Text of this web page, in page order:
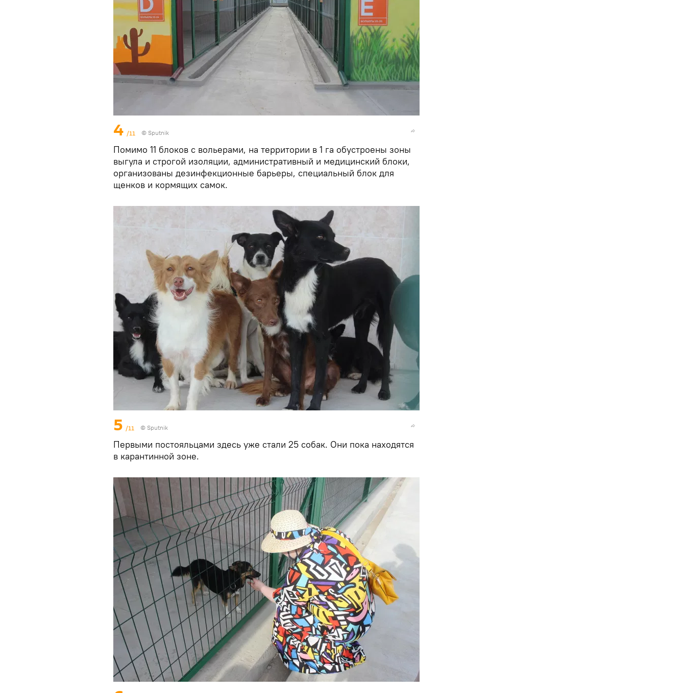
4 /11 © Sputnik
Помимо 11 блоков с вольерами, на территории в 1 га обустроены зоны
выгула и строгой изоляции, административный и медицинский блоки,
организованы дезинфекционные барьеры, специальный блок для
щенков и кормящих самок.
5 /11 © Sputnik
Первыми постояльцами здесь уже стали 25 собак. Они пока находятся
в карантинной зоне.